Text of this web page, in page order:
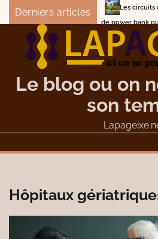
Skip
content
Derniers articles
Les circuits de
Comment
Le blog ou on
son
Hôpitaux